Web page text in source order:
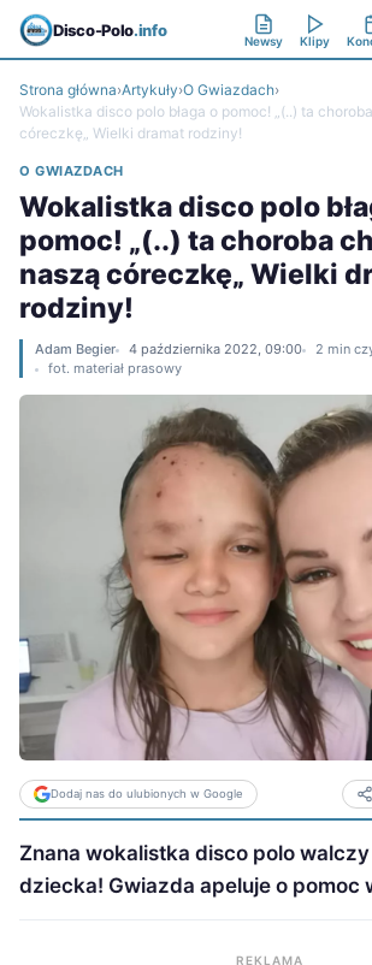
Disco-Polo.info
Newsy Klipy
Strona główna›Artykuły›O Gwiazdach›
Wokalistka disco polo błaga o pomoc! „(..) ta
córeczkę„ Wielki dramat rodziny!
O GWIAZDACH
Wokalistka disco polo
pomoc! „(..) ta choroba
naszą córeczkę„ Wielki
rodziny!
Adam Begier 4 października 2022, 09:00
2 min
fot. materiał prasowy
Dodaj nas do ulubionych w Google
Znana wokalistka disco polo
dziecka! Gwiazda apeluje o pomoc
REKLAMA